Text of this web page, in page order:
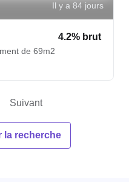
Il y a 84 jours
4.2% brut
de 69m2
Suivant
la recherche